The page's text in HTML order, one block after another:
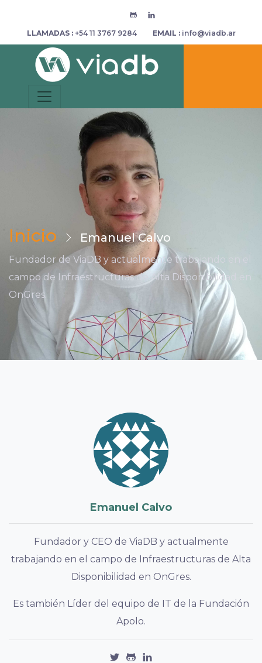
LLAMADAS : +54 11 3767 9284 EMAIL : info@viadb.ar
Inicio Emanuel Calvo
Fundador de ViaDB y actualmente trabajando en el
campo de Infraestructuras de Alta Disponibilidad en
OnGres.
Emanuel Calvo
Fundador y CEO de ViaDB y actualmente
trabajando en el campo de Infraestructuras de Alta
Disponibilidad en OnGres.
Es también Líder del equipo de IT de la Fundación
Apolo.